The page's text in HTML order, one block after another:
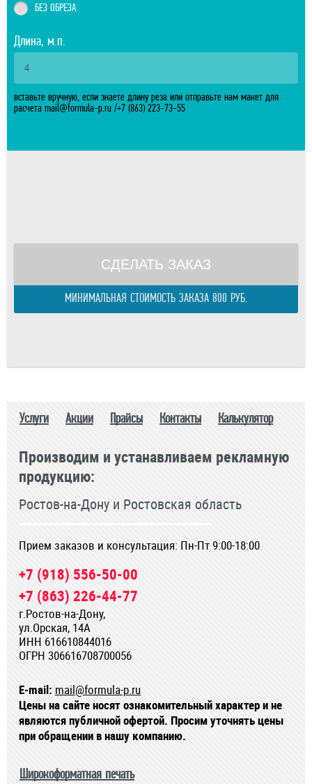
БЕЗ ОБРЕЗА
Длина, м.п.
вставьте вручную, если знаете длину реза или отправьте нам макет для
расчета mail@formula-p.ru /+7 (863) 223-73-55
СДЕЛАТЬ ЗАКАЗ
МИНИМАЛЬНАЯ СТОИМОСТЬ ЗАКАЗА 800 РУБ.
Услуги Акции Прайсы Контакты Калькулятор
Производим и устанавливаем рекламную
продукцию:
Ростов-на-Дону и Ростовская область
Прием заказов и консультация: Пн-Пт 9:00-18:00
+7 (918) 556-50-00
+7 (863) 226-44-77
г.Ростов-на-Дону,
ул.Орская, 14А
ИНН 616610844016
ОГРН 306616708700056
E-mail: mail@formula-p.ru
Цены на сайте носят ознакомительный характер и не
являются публичной офертой. Просим уточнять цены
при обращении в нашу компанию.
Широкоформатная печать